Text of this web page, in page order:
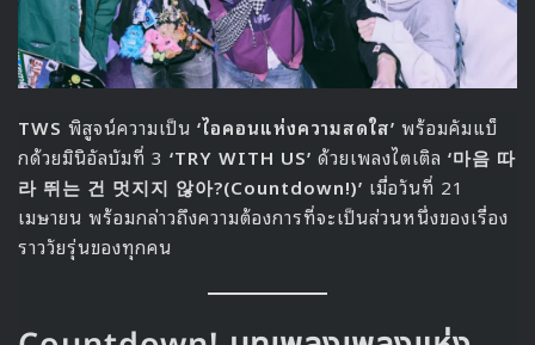
เบื้องหลังการตีความตัวละครอีโฮซู
จินยองบอกว่าเขามองอีโฮซูเป็นตัวละครที่เหมือนกับวัยรุ่นที่ยังไม่